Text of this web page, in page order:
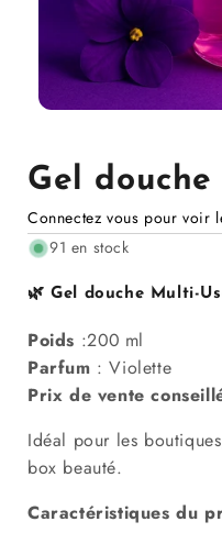
1
dans
modale
Gel
Connectez vous pour voir
91 en stock
🌿 Gel douche Multi-
Poids :200 ml
Parfum :Violette
Prix de vente
Idéal pour les
box beauté.
Caractéristiques du